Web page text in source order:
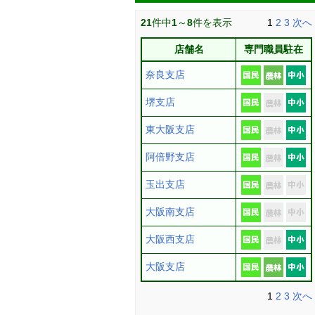
21件中1～8件を表示 1 2 3 次へ
店舗名 専門職員駐在
奈良支店
堺支店
東大阪支店
阿倍野支店
玉出支店
大阪南支店
大阪西支店
大阪支店
1 2 3 次へ